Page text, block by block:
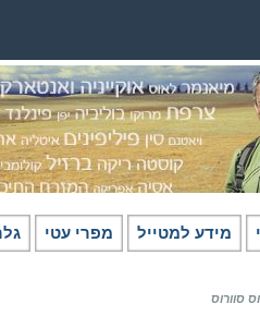
מידע למטייל מפרי עטי
סוורוס